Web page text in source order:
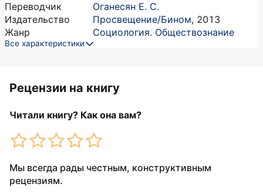
Переводчик
Оганесян Е. С.
Издательство
Просвещение/Бином, 2013
Жанр
Социология. Обществознание
Все характеристики
Рецензии на книгу
Читали книгу? Как она вам?
Мы всегда рады честным, конструктивным
рецензиям.